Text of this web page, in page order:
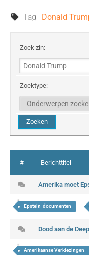
Tag: Donald
Zoek zin:
Zoektype:
# Berichttitel
Amerika moet
Epstein-documenten
Dood aan de
Amerikaanse Verkiezingen